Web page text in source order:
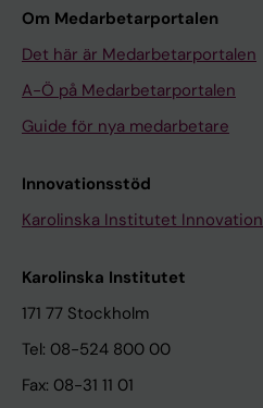
Om Medarbetarportalen
Det här är Medarbetarportalen
A-Ö på Medarbetarportalen
Guide för nya medarbetare
Innovationsstöd
Karolinska Institutet Innovation
Karolinska Institutet
171 77 Stockholm
Tel: 08-524 800 00
Fax: 08-31 11 01